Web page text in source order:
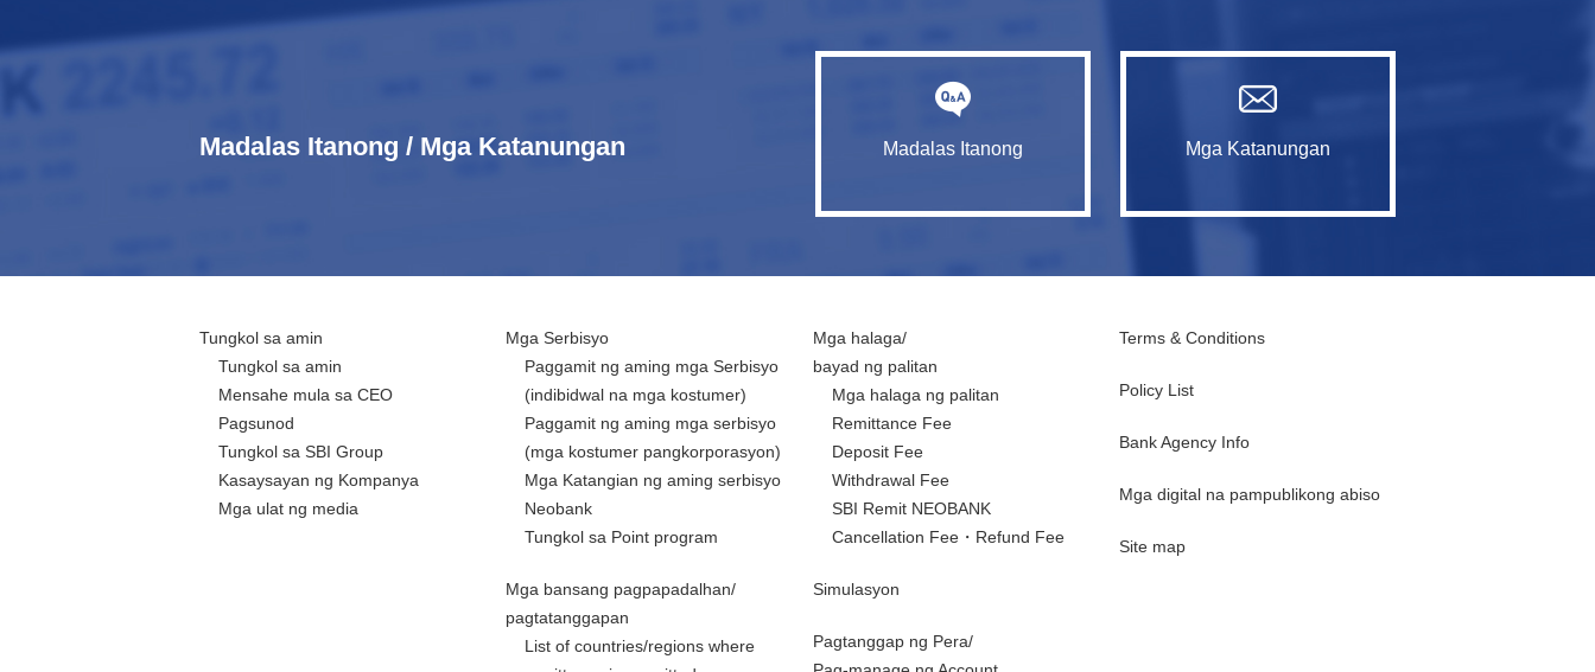
Madalas Itanong / Mga Katanungan Madalas Itanong Mga Katanungan
Tungkol sa amin
Tungkol sa amin
Mensahe mula sa CEO
Pagsunod
Tungkol sa SBI Group
Kasaysayan ng Kompanya
Mga ulat ng media
Mga Serbisyo
Paggamit ng aming mga Serbisyo
(indibidwal na mga kostumer)
Paggamit ng aming mga serbisyo
(mga kostumer pangkorporasyon)
Mga Katangian ng aming serbisyo
Neobank
Tungkol sa Point program
Mga bansang pagpapadalhan/
pagtatanggapan
List of countries/regions where
Mga halaga/
bayad ng palitan
Mga halaga ng palitan
Remittance Fee
Deposit Fee
Withdrawal Fee
SBI Remit NEOBANK
Cancellation Fee・Refund Fee
Simulasyon
Pagtanggap ng Pera/
Terms & Conditions
Policy List
Bank Agency Info
Mga digital na pampublikong abiso
Site map